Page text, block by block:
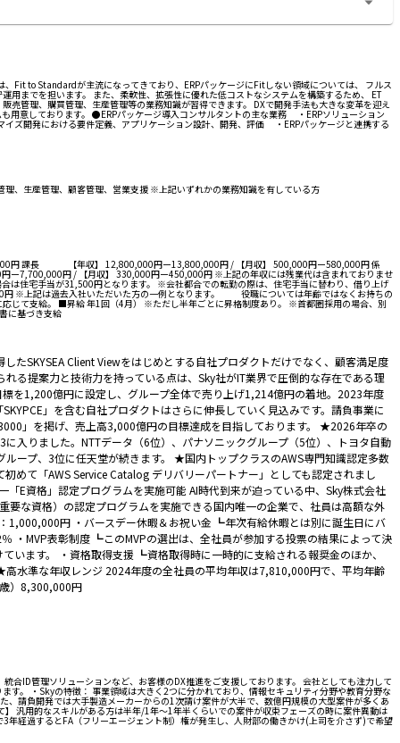
Fit to Standardが主流になってきており、ERPパッケージにFitしない領域については、 フルス
までを担います。 また、柔軟性、拡張性に優れた低コストなシステムを構築するため、 ET
管理、購買管理、生産管理等の業務知識が習得できます。 DXで開発手法も大きな変革を迎え
用意しております。 ●ERPパッケージ導入コンサルタントの主な業務 ・ERPソリューション
開発における要件定義、アプリケーション設計、開発、評価 ・ERPパッケージと連携する
、生産管理、顧客管理、営業支援 ※上記いずれかの業務知識を有している方
課長 【年収】 12,800,000円ー13,800,000円 / 【月収】 500,000円ー580,000円 係
円 / 【月収】 330,000円ー450,000円 ※上記の年収には残業代は含まれておりませ
住宅手当が31,500円となります。 ※会社都合での転勤の際は、住宅手当に替わり、借り上げ
※上記は過去入社いただいた方の一例となります。 役職については年齢ではなくお持ちの
じて支給。 ■昇給 年1回（4月） ※ただし半年ごとに昇格制度あり。 ※首都圏採用の場合、別
に基づき支給
SKYSEA Client Viewをはじめとする自社プロダクトだけでなく、顧客満足度
る提案力と技術力を持っている点は、Sky社がIT業界で圧倒的な存在である理
1,200億円に設定し、グループ全体で売り上げ1,214億円の着地。2023年度
」を含む自社プロダクトはさらに伸長していく見込みです。請負事業に
」を掲げ、売上高3,000億円の目標達成を目指しております。 ★2026年卒の
入りました。NTTデータ（6位）、パナソニックグループ（5位）、トヨタ自動
ープ、3位に任天堂が続きます。 ★国内トップクラスのAWS専門知識認定多数
めて「AWS Service Catalog デリバリーパートナー」としても認定されまし
E資格」認定プログラムを実施可能 AI時代到来が迫っている中、Sky株式会社
要な資格）の認定プログラムを実施できる国内唯一の企業で、社員は高額な外
円 ・バースデー休暇＆お祝い金 ┗年次有給休暇とは別に誕生日にバ
・MVP表彰制度 ┗このMVPの選出は、全社員が参加する投票の結果によって決
ます。 ・資格取得支援 ┗資格取得時に一時的に支給される報奨金のほか、
水準な年収レンジ 2024年度の全社員の平均年収は7,810,000円で、平均年齢
）8,300,000円
合ID管理ソリューションなど、お客様のDX推進をご支援しております。 会社としても注力して
。 ・Skyの特徴： 事業領域は大きく2つに分かれており、情報セキュリティ分野や教育分野な
請負開発では大手製造メーカーからの1次請け案件が大半で、数億円規模の大型案件が多くあ
汎用的なスキルがある方は半年/1年～1年半くらいでの案件が収束フェーズの時に案件異動は
経過するとFA（フリーエージェント制）権が発生し、人財部の働きかけ(上司を介さず)で希望